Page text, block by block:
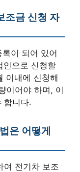
조금 신청 자
이 되어 있어
인으로 신청할
이내에 신청해
이어야 하며, 이
합니다.
은 어떻게
여 전기차 보조